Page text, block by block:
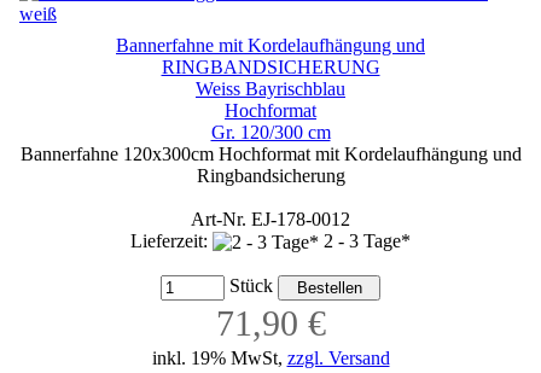
Bannerfahne mit Kordelaufhängung und
RINGBANDSICHERUNG
Weiss Bayrischblau
Hochformat
Gr. 120/300 cm
Bannerfahne 120x300cm Hochformat mit Kordelaufhängung und
Ringbandsicherung
Art-Nr. EJ-178-0012
Lieferzeit:
2 - 3 Tage*
Stück
71,90 €
inkl. 19% MwSt, zzgl. Versand